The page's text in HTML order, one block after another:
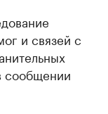
и связей с
сообщении